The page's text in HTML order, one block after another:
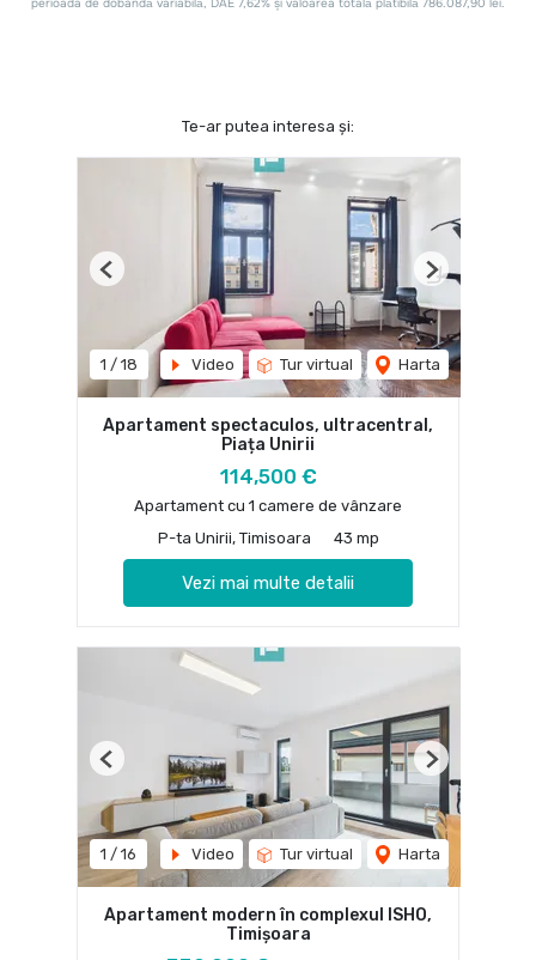
Te-ar putea interesa și:
1 / 18 Video Tur virtual Harta
Previous Next
Apartament spectaculos, ultracentral,
Piața Unirii
114,500 €
Apartament cu 1 camere de vânzare
P-ta Unirii, Timisoara
43 mp
Vezi mai multe detalii
1 / 16 Video Tur virtual Harta
Previous Next
Apartament modern în complexul ISHO,
Timișoara